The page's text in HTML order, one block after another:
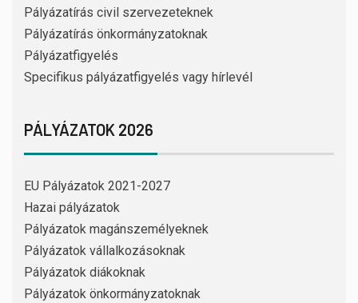
Pályázatírás civil szervezeteknek
Pályázatírás önkormányzatoknak
Pályázatfigyelés
Specifikus pályázatfigyelés vagy hírlevél
PÁLYÁZATOK 2026
EU Pályázatok 2021-2027
Hazai pályázatok
Pályázatok magánszemélyeknek
Pályázatok vállalkozásoknak
Pályázatok diákoknak
Pályázatok önkormányzatoknak